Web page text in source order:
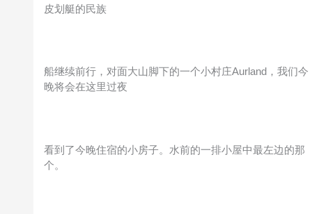
皮划艇的民族
船继续前行，对面大山脚下的一个小村庄Aurland，我们今
晚将会在这里过夜
看到了今晚住宿的小房子。水前的一排小屋中最左边的那
个。